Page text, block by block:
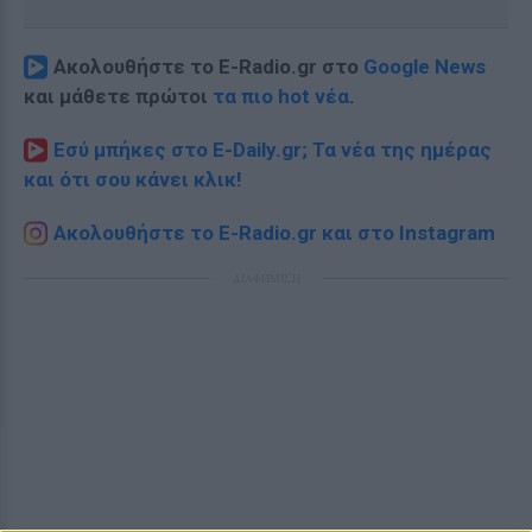
Ακολουθήστε το E-Radio.gr στο Google News
και μάθετε πρώτοι τα πιο hot νέα.
Εσύ μπήκες στο E-Daily.gr; Τα νέα της ημέρας
και ότι σου κάνει κλικ!
Ακολουθήστε το E-Radio.gr και στο Instagram